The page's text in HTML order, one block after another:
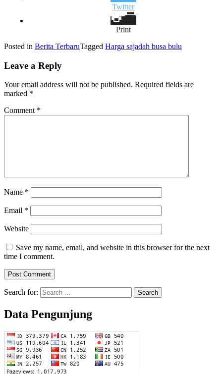
Twitter
Print
Posted in Berita TerbaruTagged Harga sajadah busa bulu
Leave a Reply
Your email address will not be published. Required fields are
marked *
Comment *
Name *
Email *
Website
Save my name, email, and website in this browser for the next
time I comment.
Search for:
Data Pengunjung